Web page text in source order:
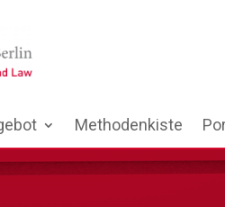
Methodenkiste